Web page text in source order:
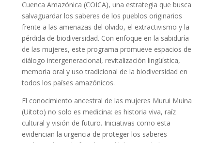
Cuenca Amazónica (COICA), una estrategia que busca
salvaguardar los saberes de los pueblos originarios
frente a las amenazas del olvido, el extractivismo y la
pérdida de biodiversidad. Con enfoque en la sabiduría
de las mujeres, este programa promueve espacios de
diálogo intergeneracional, revitalización lingüística,
memoria oral y uso tradicional de la biodiversidad en
todos los países amazónicos.
El conocimiento ancestral de las mujeres Murui Muina
(Uitoto) no solo es medicina: es historia viva, raíz
cultural y visión de futuro. Iniciativas como esta
evidencian la urgencia de proteger los saberes